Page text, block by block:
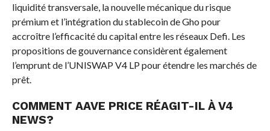
liquidité transversale, la nouvelle mécanique du risque
prémium et l’intégration du stablecoin de Gho pour
accroître l’efficacité du capital entre les réseaux Defi. Les
propositions de gouvernance considèrent également
l’emprunt de l’UNISWAP V4 LP pour étendre les marchés de
prêt.
COMMENT AAVE PRICE RÉAGIT-IL À V4
NEWS?